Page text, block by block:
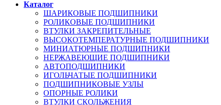
Каталог
ШАРИКОВЫЕ ПОДШИПНИКИ
РОЛИКОВЫЕ ПОДШИПНИКИ
ВТУЛКИ ЗАКРЕПИТЕЛЬНЫЕ
ВЫСОКОТЕМПЕРАТУРНЫЕ ПОДШИПНИКИ
МИНИАТЮРНЫЕ ПОДШИПНИКИ
НЕРЖАВЕЮЩИЕ ПОДШИПНИКИ
АВТОПОДШИПНИКИ
ИГОЛЬЧАТЫЕ ПОДШИПНИКИ
ПОДШИПНИКОВЫЕ УЗЛЫ
ОПОРНЫЕ РОЛИКИ
ВТУЛКИ СКОЛЬЖЕНИЯ